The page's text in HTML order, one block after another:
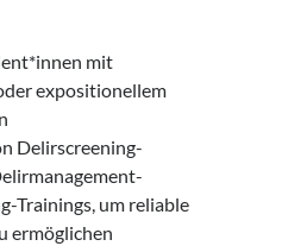
mit
expositionellem
Delirscreening-
Trainings, um reliable
ermöglichen